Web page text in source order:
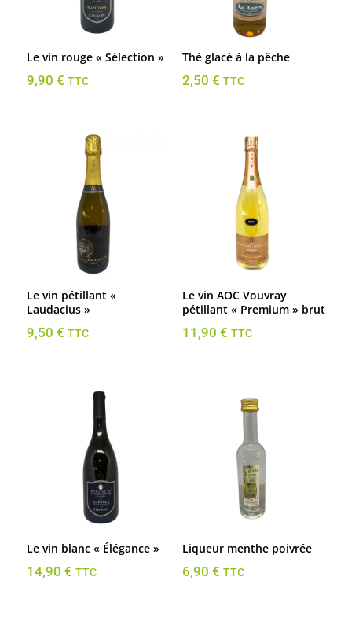
Le vin rouge « Sélection »
9,90 € TTC
Thé glacé à la pêche
2,50 € TTC
Le vin pétillant «
Laudacius »
9,50 € TTC
Le vin AOC Vouvray
pétillant « Premium » brut
11,90 € TTC
Le vin blanc « Élégance »
14,90 € TTC
Liqueur menthe poivrée
6,90 € TTC